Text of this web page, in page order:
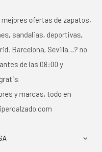
ofertas de zapatos,
sandalias, deportivas,
Barcelona, Sevilla…? no
de las 08:00 y
y marcas, todo en
